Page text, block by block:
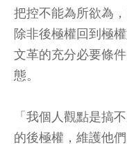
把控不能為所欲為
除非後極權回到極
文革的充分必要條
態。
「我個人觀點是搞
的後極權，維護他